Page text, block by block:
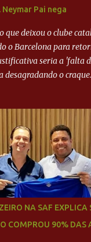
Pai nega
que deixou o clube
o Barcelona para
seria a 'falta
desagradando o
NA SAF EXPLICA
COMPROU 90% DAS